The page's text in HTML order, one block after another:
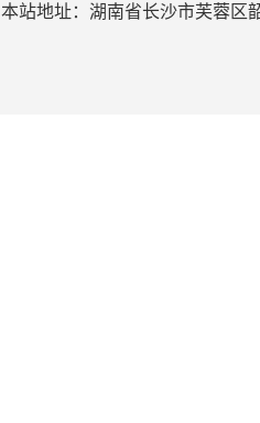
本站地址：湖南省长沙市芙蓉区